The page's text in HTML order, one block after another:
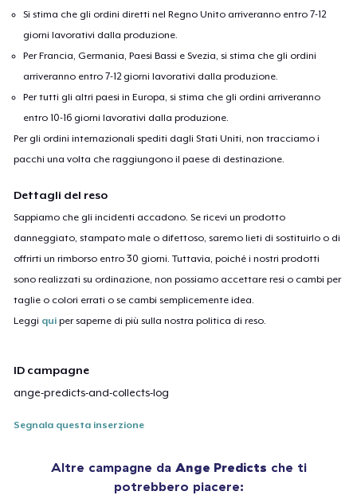
Si stima che gli ordini diretti nel Regno Unito arriveranno entro 7-12
giorni lavorativi dalla produzione.
Per Francia, Germania, Paesi Bassi e Svezia, si stima che gli ordini
arriveranno entro 7-12 giorni lavorativi dalla produzione.
Per tutti gli altri paesi in Europa, si stima che gli ordini arriveranno
entro 10-16 giorni lavorativi dalla produzione.
Per gli ordini internazionali spediti dagli Stati Uniti, non tracciamo i
pacchi una volta che raggiungono il paese di destinazione.
Dettagli del reso
Sappiamo che gli incidenti accadono. Se ricevi un prodotto
danneggiato, stampato male o difettoso, saremo lieti di sostituirlo o di
offrirti un rimborso entro 30 giorni. Tuttavia, poiché i nostri prodotti
sono realizzati su ordinazione, non possiamo accettare resi o cambi per
taglie o colori errati o se cambi semplicemente idea.
Leggi qui per saperne di più sulla nostra politica di reso.
ID campagne
ange-predicts-and-collects-log
Segnala questa inserzione
Altre campagne da Ange Predicts che ti
potrebbero piacere: